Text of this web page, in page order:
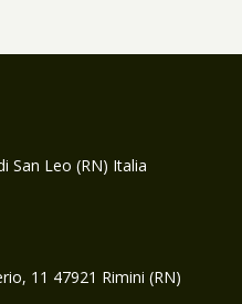
San Leo (RN) Italia
11 47921 Rimini (RN)